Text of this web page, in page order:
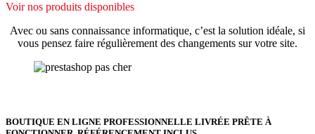
Voir nos produits disponibles
Avec ou sans connaissance informatique, c’est la solution idéale, si
vous pensez faire régulièrement des changements sur votre site.
BOUTIQUE EN LIGNE PROFESSIONNELLE LIVRÉE PRÊTE À